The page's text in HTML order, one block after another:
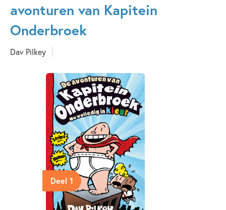
avonturen van Kapitein
Onderbroek
Dav Pilkey
Deel 1